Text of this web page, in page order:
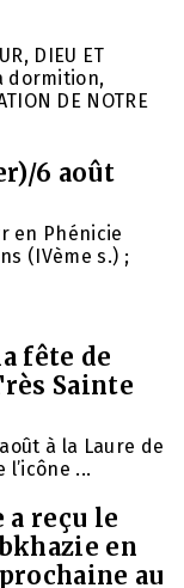
DIEU ET
dormition,
DE NOTRE
6 août
en Phénicie
(IVème s.) ;
fête de
Sainte
à la Laure de
...
reçu le
en
au